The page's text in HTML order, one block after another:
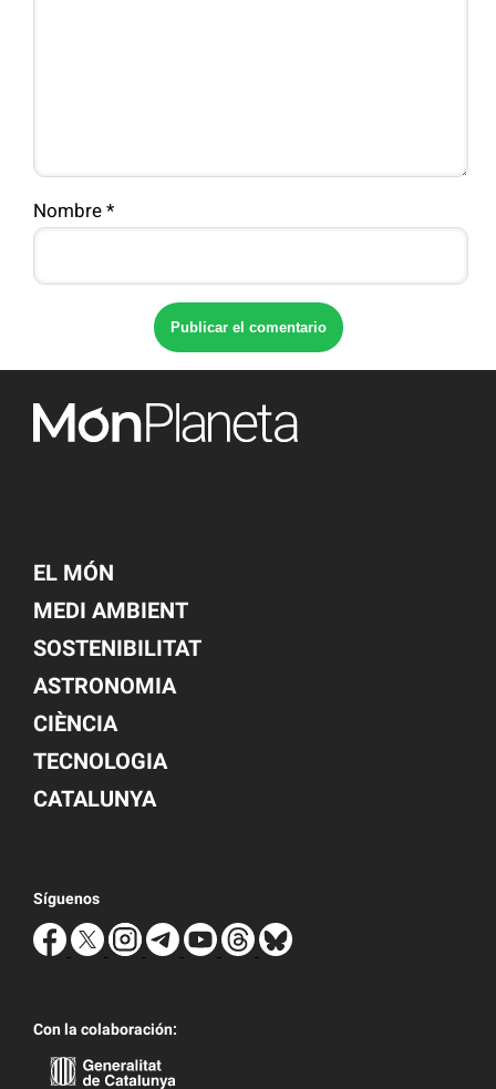
Nombre *
EL MÓN
MEDI AMBIENT
SOSTENIBILITAT
ASTRONOMIA
CIÈNCIA
TECNOLOGIA
CATALUNYA
Síguenos
Con la colaboración: